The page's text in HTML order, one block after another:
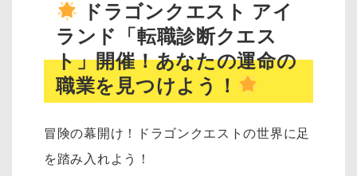
ドラゴンクエスト アイ
ランド「転職診断クエス
ト」開催！あなたの運命の
職業を見つけよう！
冒険の幕開け！ドラゴンクエストの世界に足
を踏み入れよう！